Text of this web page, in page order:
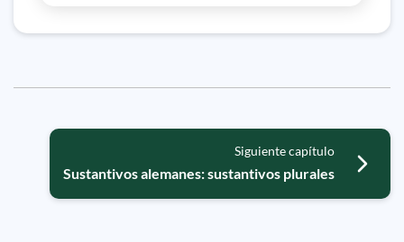
Siguiente capítulo
Sustantivos alemanes: sustantivos plurales